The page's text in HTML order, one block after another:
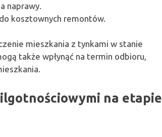
naprawy.
kosztownych remontów.
mieszkania z tynkami w stanie
także wpłynąć na termin odbioru,
na etapie